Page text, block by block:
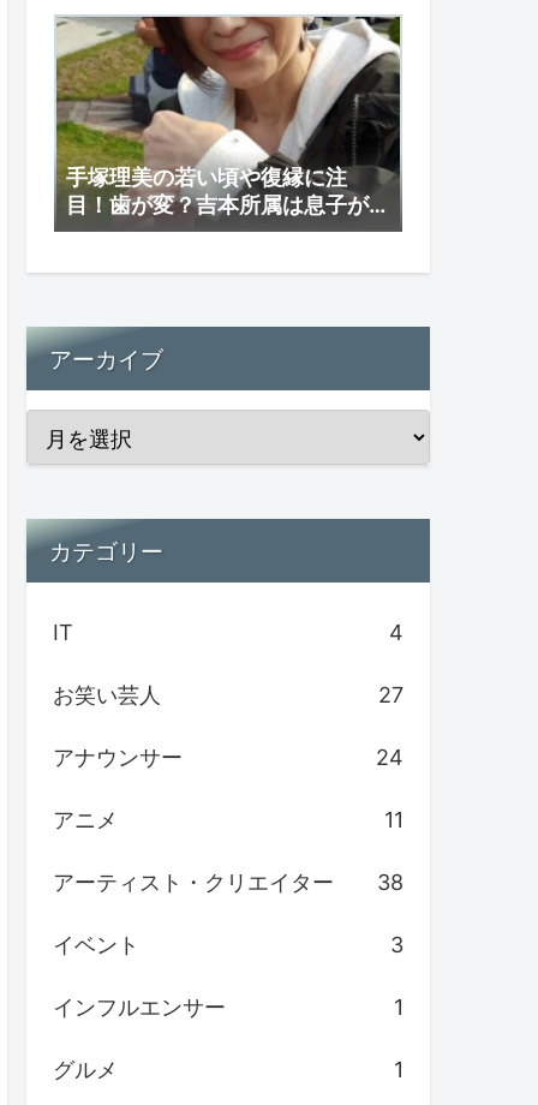
手塚理美の若い頃や復縁に注
目！歯が変？吉本所属は息子が
理由か？
アーカイブ
カテゴリー
IT 4
お笑い芸人 27
アナウンサー 24
アニメ 11
アーティスト・クリエイター 38
イベント 3
インフルエンサー 1
グルメ 1